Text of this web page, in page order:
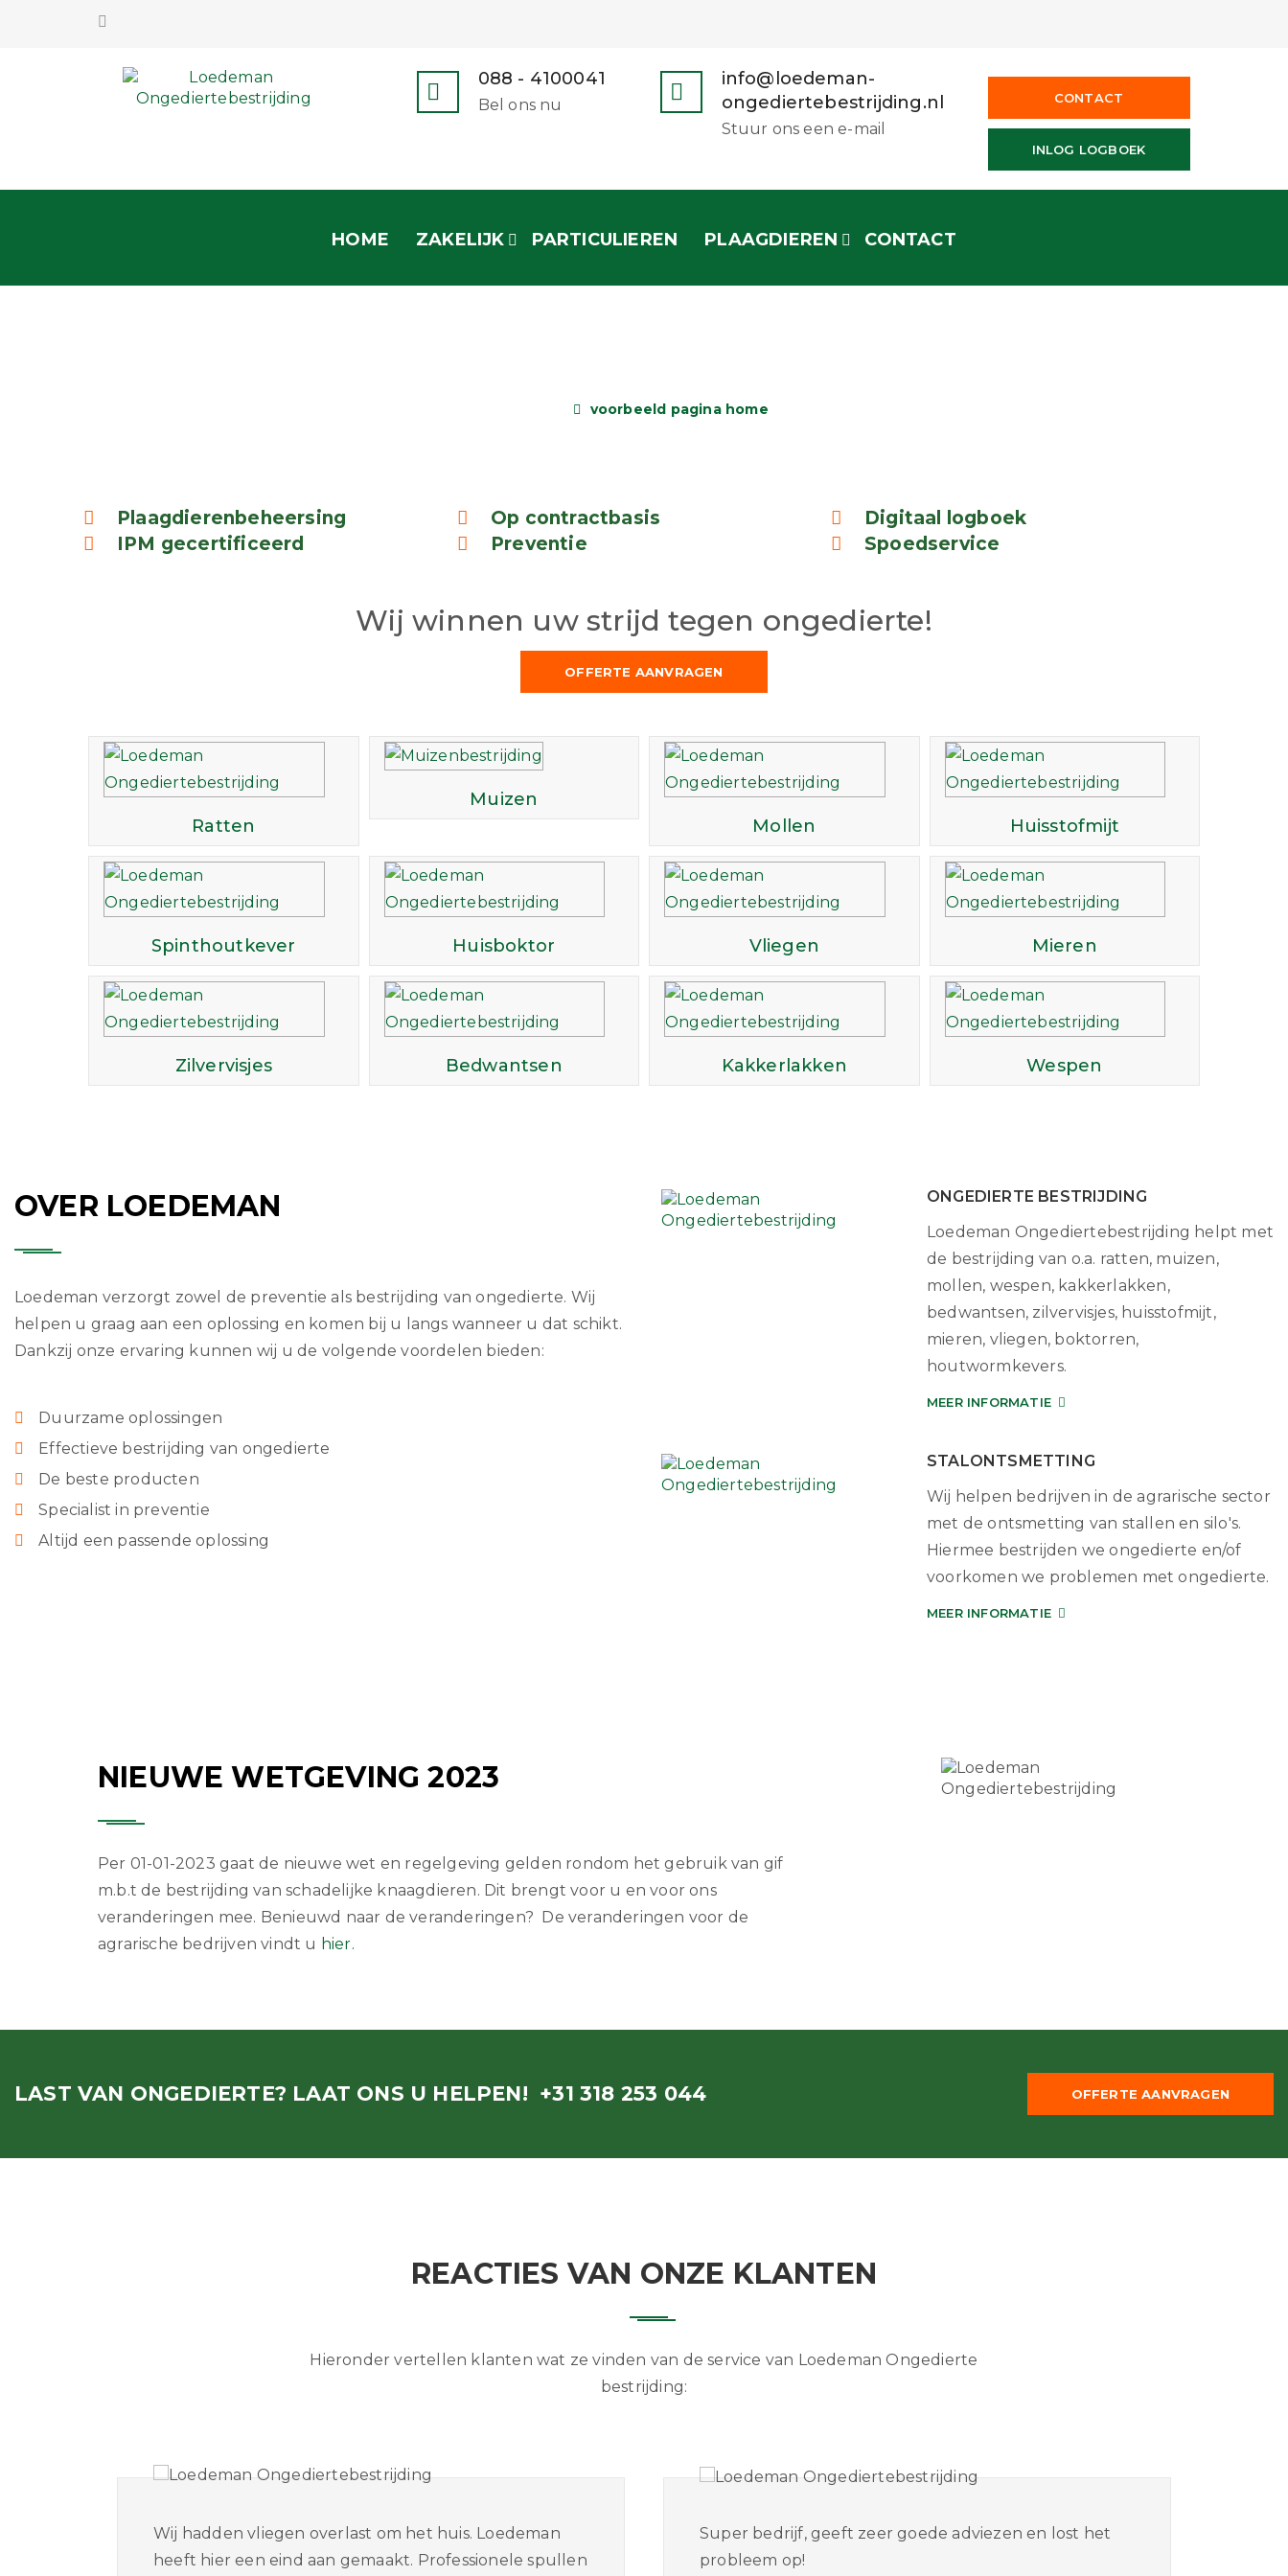
088 - 4100041
Bel ons nu
info@loedeman-
ongediertebestrijding.nl
Stuur ons een e-mail
CONTACT
INLOG LOGBOEK
HOME ZAKELIJK PARTICULIEREN PLAAGDIEREN CONTACT
voorbeeld pagina home
Plaagdierenbeheersing
IPM gecertificeerd
Op contractbasis
Preventie
Digitaal logboek
Spoedservice
Wij winnen uw strijd tegen ongedierte!
OFFERTE AANVRAGEN
Ratten
Muizen
Mollen
Huisstofmijt
Spinthoutkever Huisboktor Vliegen Mieren
Zilvervisjes Bedwantsen Kakkerlakken Wespen
OVER LOEDEMAN
Loedeman verzorgt zowel de preventie als bestrijding van ongedierte. Wij
helpen u graag aan een oplossing en komen bij u langs wanneer u dat schikt.
Dankzij onze ervaring kunnen wij u de volgende voordelen bieden:
Duurzame oplossingen
Effectieve bestrijding van ongedierte
De beste producten
Specialist in preventie
Altijd een passende oplossing
ONGEDIERTE BESTRIJDING
Loedeman Ongediertebestrijding helpt met
de bestrijding van o.a. ratten, muizen,
mollen, wespen, kakkerlakken,
bedwantsen, zilvervisjes, huisstofmijt,
mieren, vliegen, boktorren,
houtwormkevers.
MEER INFORMATIE
STALONTSMETTING
Wij helpen bedrijven in de agrarische sector
met de ontsmetting van stallen en silo's.
Hiermee bestrijden we ongedierte en/of
voorkomen we problemen met ongedierte.
MEER INFORMATIE
NIEUWE WETGEVING 2023
Per 01-01-2023 gaat de nieuwe wet en regelgeving gelden rondom het gebruik van gif
m.b.t de bestrijding van schadelijke knaagdieren. Dit brengt voor u en voor ons
veranderingen mee. Benieuwd naar de veranderingen? De veranderingen voor de
agrarische bedrijven vindt u hier.
LAST VAN ONGEDIERTE? LAAT ONS U HELPEN! +31 318 253 044 OFFERTE AANVRAGEN
REACTIES VAN ONZE KLANTEN
Hieronder vertellen klanten wat ze vinden van de service van Loedeman Ongedierte
bestrijding:
Wij hadden vliegen overlast om het huis. Loedeman
heeft hier een eind aan gemaakt. Professionele spullen
Super bedrijf, geeft zeer goede adviezen en lost het
probleem op!